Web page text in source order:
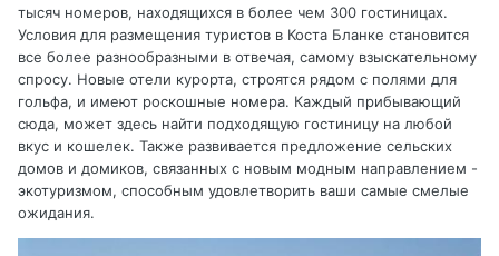
тысяч номеров, находящихся в более чем 300 гостиницах.
Условия для размещения туристов в Коста Бланке становится
все более разнообразными в отвечая, самому взыскательному
спросу. Новые отели курорта, строятся рядом с полями для
гольфа, и имеют роскошные номера. Каждый прибывающий
сюда, может здесь найти подходящую гостиницу на любой
вкус и кошелек. Также развивается предложение сельских
домов и домиков, связанных с новым модным направлением -
экотуризмом, способным удовлетворить ваши самые смелые
ожидания.